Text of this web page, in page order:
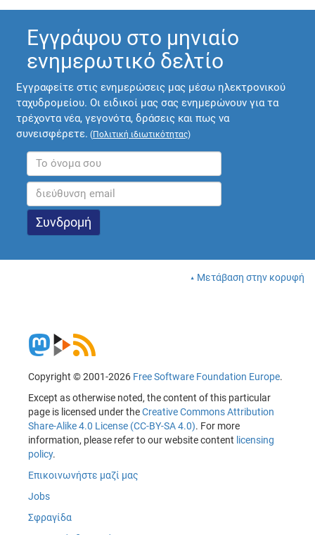
Εγγράψου στο μηνιαίο
ενημερωτικό δελτίο
Εγγραφείτε στις ενημερώσεις μας μέσω ηλεκτρονικού
ταχυδρομείου. Οι ειδικοί μας σας ενημερώνουν για τα
τρέχοντα νέα, γεγονότα, δράσεις και πως να
συνεισφέρετε. (Πολιτική ιδιωτικότητας)
Μετάβαση στην κορυφή
Copyright © 2001-2026 Free Software Foundation Europe.
Except as otherwise noted, the content of this particular
page is licensed under theCreative Commons Attribution
Share-Alike 4.0 License (CC-BY-SA 4.0). For more
information, please refer to our website content licensing
policy.
Επικοινωνήστε μαζί μας
Jobs
Σφραγίδα